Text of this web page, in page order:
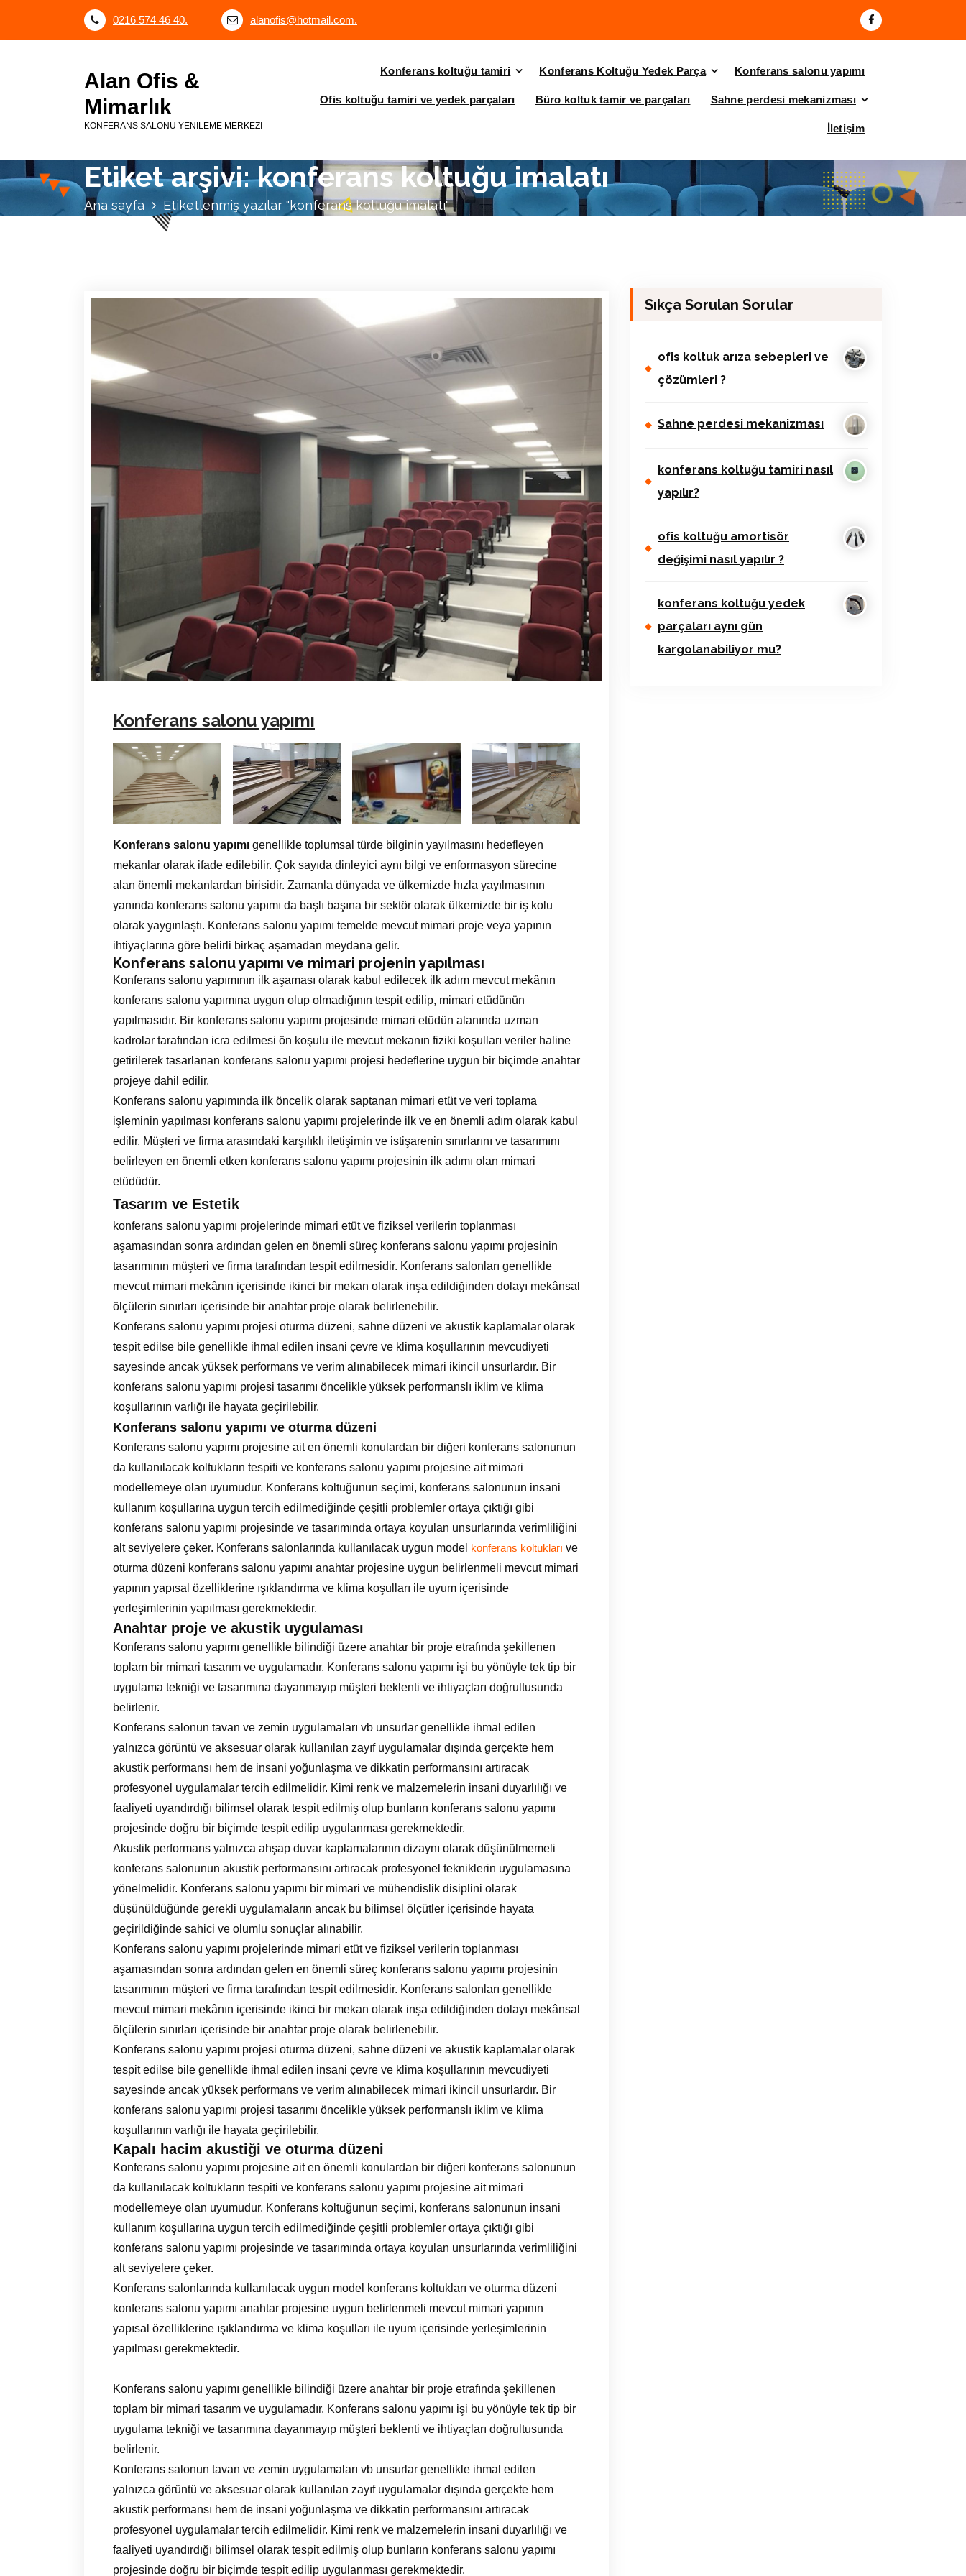
e
ç
0216 574 46 40. alanofis@hotmail.com.
Alan Ofis &
Mimarlık
KONFERANS SALONU YENİLEME MERKEZİ
Konferans koltuğu tamiri Konferans Koltuğu Yedek Parça Konferans salonu yapımı
Ofis koltuğu tamiri ve yedek parçaları Büro koltuk tamir ve parçaları Sahne perdesi mekanizması
İletişim
Etiket arşivi: konferans koltuğu imalatı
Ana sayfa Etiketlenmiş yazılar "konferans koltuğu imalatı"
Konferans salonu yapımı
Konferans salonu yapımı genellikle toplumsal türde bilginin yayılmasını hedefleyen
mekanlar olarak ifade edilebilir. Çok sayıda dinleyici aynı bilgi ve enformasyon sürecine
alan önemli mekanlardan birisidir. Zamanla dünyada ve ülkemizde hızla yayılmasının
yanında konferans salonu yapımı da başlı başına bir sektör olarak ülkemizde bir iş kolu
olarak yaygınlaştı. Konferans salonu yapımı temelde mevcut mimari proje veya yapının
ihtiyaçlarına göre belirli birkaç aşamadan meydana gelir.
Konferans salonu yapımı ve mimari projenin yapılması
Konferans salonu yapımının ilk aşaması olarak kabul edilecek ilk adım mevcut mekânın
konferans salonu yapımına uygun olup olmadığının tespit edilip, mimari etüdünün
yapılmasıdır. Bir konferans salonu yapımı projesinde mimari etüdün alanında uzman
kadrolar tarafından icra edilmesi ön koşulu ile mevcut mekanın fiziki koşulları veriler haline
getirilerek tasarlanan konferans salonu yapımı projesi hedeflerine uygun bir biçimde anahtar
projeye dahil edilir.
Konferans salonu yapımında ilk öncelik olarak saptanan mimari etüt ve veri toplama
işleminin yapılması konferans salonu yapımı projelerinde ilk ve en önemli adım olarak kabul
edilir. Müşteri ve firma arasındaki karşılıklı iletişimin ve istişarenin sınırlarını ve tasarımını
belirleyen en önemli etken konferans salonu yapımı projesinin ilk adımı olan mimari
etüdüdür.
Tasarım ve Estetik
konferans salonu yapımı projelerinde mimari etüt ve fiziksel verilerin toplanması
aşamasından sonra ardından gelen en önemli süreç konferans salonu yapımı projesinin
tasarımının müşteri ve firma tarafından tespit edilmesidir. Konferans salonları genellikle
mevcut mimari mekânın içerisinde ikinci bir mekan olarak inşa edildiğinden dolayı mekânsal
ölçülerin sınırları içerisinde bir anahtar proje olarak belirlenebilir.
Konferans salonu yapımı projesi oturma düzeni, sahne düzeni ve akustik kaplamalar olarak
tespit edilse bile genellikle ihmal edilen insani çevre ve klima koşullarının mevcudiyeti
sayesinde ancak yüksek performans ve verim alınabilecek mimari ikincil unsurlardır. Bir
konferans salonu yapımı projesi tasarımı öncelikle yüksek performanslı iklim ve klima
koşullarının varlığı ile hayata geçirilebilir.
Konferans salonu yapımı ve oturma düzeni
Konferans salonu yapımı projesine ait en önemli konulardan bir diğeri konferans salonunun
da kullanılacak koltukların tespiti ve konferans salonu yapımı projesine ait mimari
modellemeye olan uyumudur. Konferans koltuğunun seçimi, konferans salonunun insani
kullanım koşullarına uygun tercih edilmediğinde çeşitli problemler ortaya çıktığı gibi
konferans salonu yapımı projesinde ve tasarımında ortaya koyulan unsurlarında verimliliğini
alt seviyelere çeker. Konferans salonlarında kullanılacak uygun model
konferans koltukları ve
oturma düzeni konferans salonu yapımı anahtar projesine uygun belirlenmeli mevcut mimari
yapının yapısal özelliklerine ışıklandırma ve klima koşulları ile uyum içerisinde
yerleşimlerinin yapılması gerekmektedir.
Anahtar proje ve akustik uygulaması
Konferans salonu yapımı genellikle bilindiği üzere anahtar bir proje etrafında şekillenen
toplam bir mimari tasarım ve uygulamadır. Konferans salonu yapımı işi bu yönüyle tek tip bir
uygulama tekniği ve tasarımına dayanmayıp müşteri beklenti ve ihtiyaçları doğrultusunda
belirlenir.
Konferans salonun tavan ve zemin uygulamaları vb unsurlar genellikle ihmal edilen
yalnızca görüntü ve aksesuar olarak kullanılan zayıf uygulamalar dışında gerçekte hem
akustik performansı hem de insani yoğunlaşma ve dikkatin performansını artıracak
profesyonel uygulamalar tercih edilmelidir. Kimi renk ve malzemelerin insani duyarlılığı ve
faaliyeti uyandırdığı bilimsel olarak tespit edilmiş olup bunların konferans salonu yapımı
projesinde doğru bir biçimde tespit edilip uygulanması gerekmektedir.
Akustik performans yalnızca ahşap duvar kaplamalarının dizaynı olarak düşünülmemeli
konferans salonunun akustik performansını artıracak profesyonel tekniklerin uygulamasına
yönelmelidir. Konferans salonu yapımı bir mimari ve mühendislik disiplini olarak
düşünüldüğünde gerekli uygulamaların ancak bu bilimsel ölçütler içerisinde hayata
geçirildiğinde sahici ve olumlu sonuçlar alınabilir.
Konferans salonu yapımı projelerinde mimari etüt ve fiziksel verilerin toplanması
aşamasından sonra ardından gelen en önemli süreç konferans salonu yapımı projesinin
tasarımının müşteri ve firma tarafından tespit edilmesidir. Konferans salonları genellikle
mevcut mimari mekânın içerisinde ikinci bir mekan olarak inşa edildiğinden dolayı mekânsal
ölçülerin sınırları içerisinde bir anahtar proje olarak belirlenebilir.
Konferans salonu yapımı projesi oturma düzeni, sahne düzeni ve akustik kaplamalar olarak
tespit edilse bile genellikle ihmal edilen insani çevre ve klima koşullarının mevcudiyeti
sayesinde ancak yüksek performans ve verim alınabilecek mimari ikincil unsurlardır. Bir
konferans salonu yapımı projesi tasarımı öncelikle yüksek performanslı iklim ve klima
koşullarının varlığı ile hayata geçirilebilir.
Kapalı hacim akustiği ve oturma düzeni
Konferans salonu yapımı projesine ait en önemli konulardan bir diğeri konferans salonunun
da kullanılacak koltukların tespiti ve konferans salonu yapımı projesine ait mimari
modellemeye olan uyumudur. Konferans koltuğunun seçimi, konferans salonunun insani
kullanım koşullarına uygun tercih edilmediğinde çeşitli problemler ortaya çıktığı gibi
konferans salonu yapımı projesinde ve tasarımında ortaya koyulan unsurlarında verimliliğini
alt seviyelere çeker.
Konferans salonlarında kullanılacak uygun model konferans koltukları ve oturma düzeni
konferans salonu yapımı anahtar projesine uygun belirlenmeli mevcut mimari yapının
yapısal özelliklerine ışıklandırma ve klima koşulları ile uyum içerisinde yerleşimlerinin
yapılması gerekmektedir.
Konferans salonu yapımı genellikle bilindiği üzere anahtar bir proje etrafında şekillenen
toplam bir mimari tasarım ve uygulamadır. Konferans salonu yapımı işi bu yönüyle tek tip bir
uygulama tekniği ve tasarımına dayanmayıp müşteri beklenti ve ihtiyaçları doğrultusunda
belirlenir.
Konferans salonun tavan ve zemin uygulamaları vb unsurlar genellikle ihmal edilen
yalnızca görüntü ve aksesuar olarak kullanılan zayıf uygulamalar dışında gerçekte hem
akustik performansı hem de insani yoğunlaşma ve dikkatin performansını artıracak
profesyonel uygulamalar tercih edilmelidir. Kimi renk ve malzemelerin insani duyarlılığı ve
faaliyeti uyandırdığı bilimsel olarak tespit edilmiş olup bunların konferans salonu yapımı
projesinde doğru bir biçimde tespit edilip uygulanması gerekmektedir.
Sıkça Sorulan Sorular
ofis koltuk arıza sebepleri ve
çözümleri ?
Sahne perdesi mekanizması
konferans koltuğu tamiri nasıl
yapılır?
ofis koltuğu amortisör
değişimi nasıl yapılır ?
konferans koltuğu yedek
parçaları aynı gün
kargolanabiliyor mu?